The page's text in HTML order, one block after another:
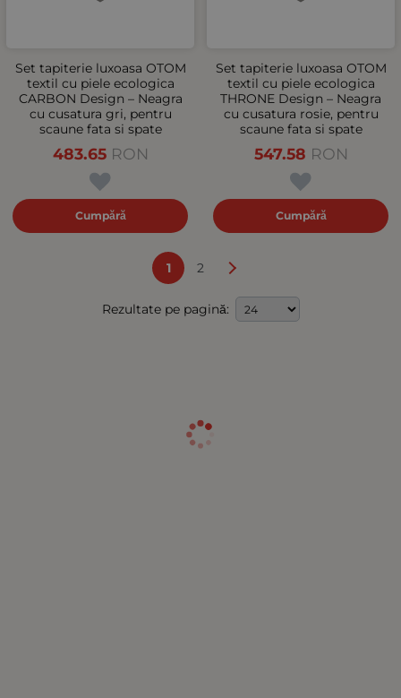
Set tapiterie luxoasa OTOM
textil cu piele ecologica
CARBON Design – Neagra
cu cusatura gri, pentru
scaune fata si spate
483.65 RON
Cumpără
Set tapiterie luxoasa OTOM
textil cu piele ecologica
THRONE Design – Neagra
cu cusatura rosie, pentru
scaune fata si spate
547.58 RON
Cumpără
1 2
Rezultate pe pagină: